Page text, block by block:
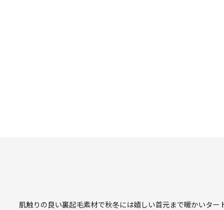
肌触りの良い裏起毛素材で秋冬には嬉しい首元まで暖かいタ